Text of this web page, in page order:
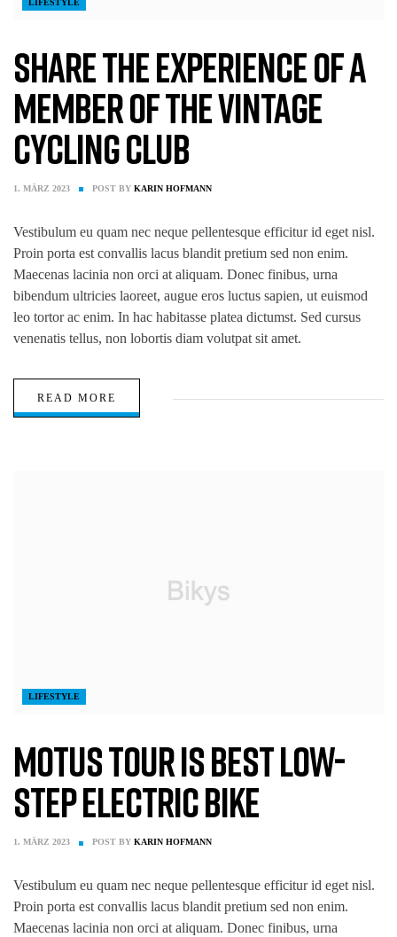
Share the experience of a
member of the Vintage
cycling club
1. MÄRZ 2023 POST BY KARIN HOFMANN
Vestibulum eu quam nec neque pellentesque efficitur id eget nisl.
Proin porta est convallis lacus blandit pretium sed non enim.
Maecenas lacinia non orci at aliquam. Donec finibus, urna
bibendum ultricies laoreet, augue eros luctus sapien, ut euismod
leo tortor ac enim. In hac habitasse platea dictumst. Sed cursus
venenatis tellus, non lobortis diam volutpat sit amet.
READ MORE
LIFESTYLE
Motus Tour is Best Low-
Step Electric Bike
1. MÄRZ 2023 POST BY KARIN HOFMANN
Vestibulum eu quam nec neque pellentesque efficitur id eget nisl.
Proin porta est convallis lacus blandit pretium sed non enim.
Maecenas lacinia non orci at aliquam. Donec finibus, urna